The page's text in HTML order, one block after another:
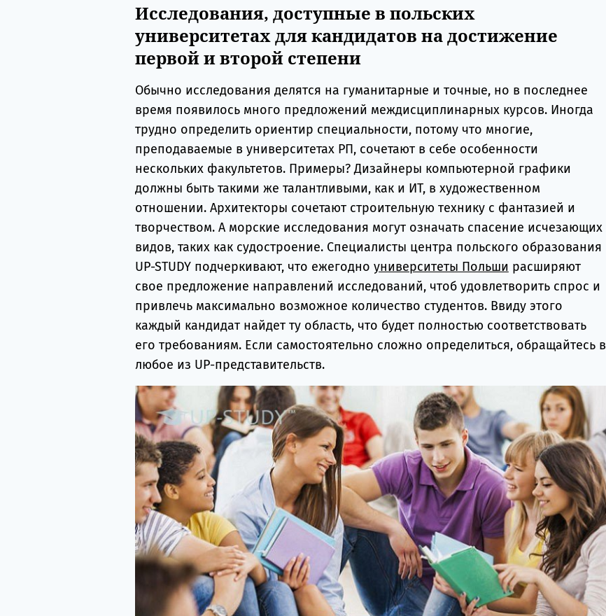
Исследования, доступные в польских
университетах для кандидатов на достижение
первой и второй степени
Обычно исследования делятся на гуманитарные и точные, но в последнее
время появилось много предложений междисциплинарных курсов. Иногда
трудно определить ориентир специальности, потому что многие,
преподаваемые в университетах РП, сочетают в себе особенности
нескольких факультетов. Примеры? Дизайнеры компьютерной графики
должны быть такими же талантливыми, как и ИТ, в художественном
отношении. Архитекторы сочетают строительную технику с фантазией и
творчеством. А морские исследования могут означать спасение исчезающих
видов, таких как судостроение. Специалисты центра польского образования
UP-STUDY подчеркивают, что ежегодно университеты Польши расширяют
свое предложение направлений исследований, чтоб удовлетворить спрос и
привлечь максимально возможное количество студентов. Ввиду этого
каждый кандидат найдет ту область, что будет полностью соответствовать
его требованиям. Если самостоятельно сложно определиться, обращайтесь в
любое из UP-представительств.